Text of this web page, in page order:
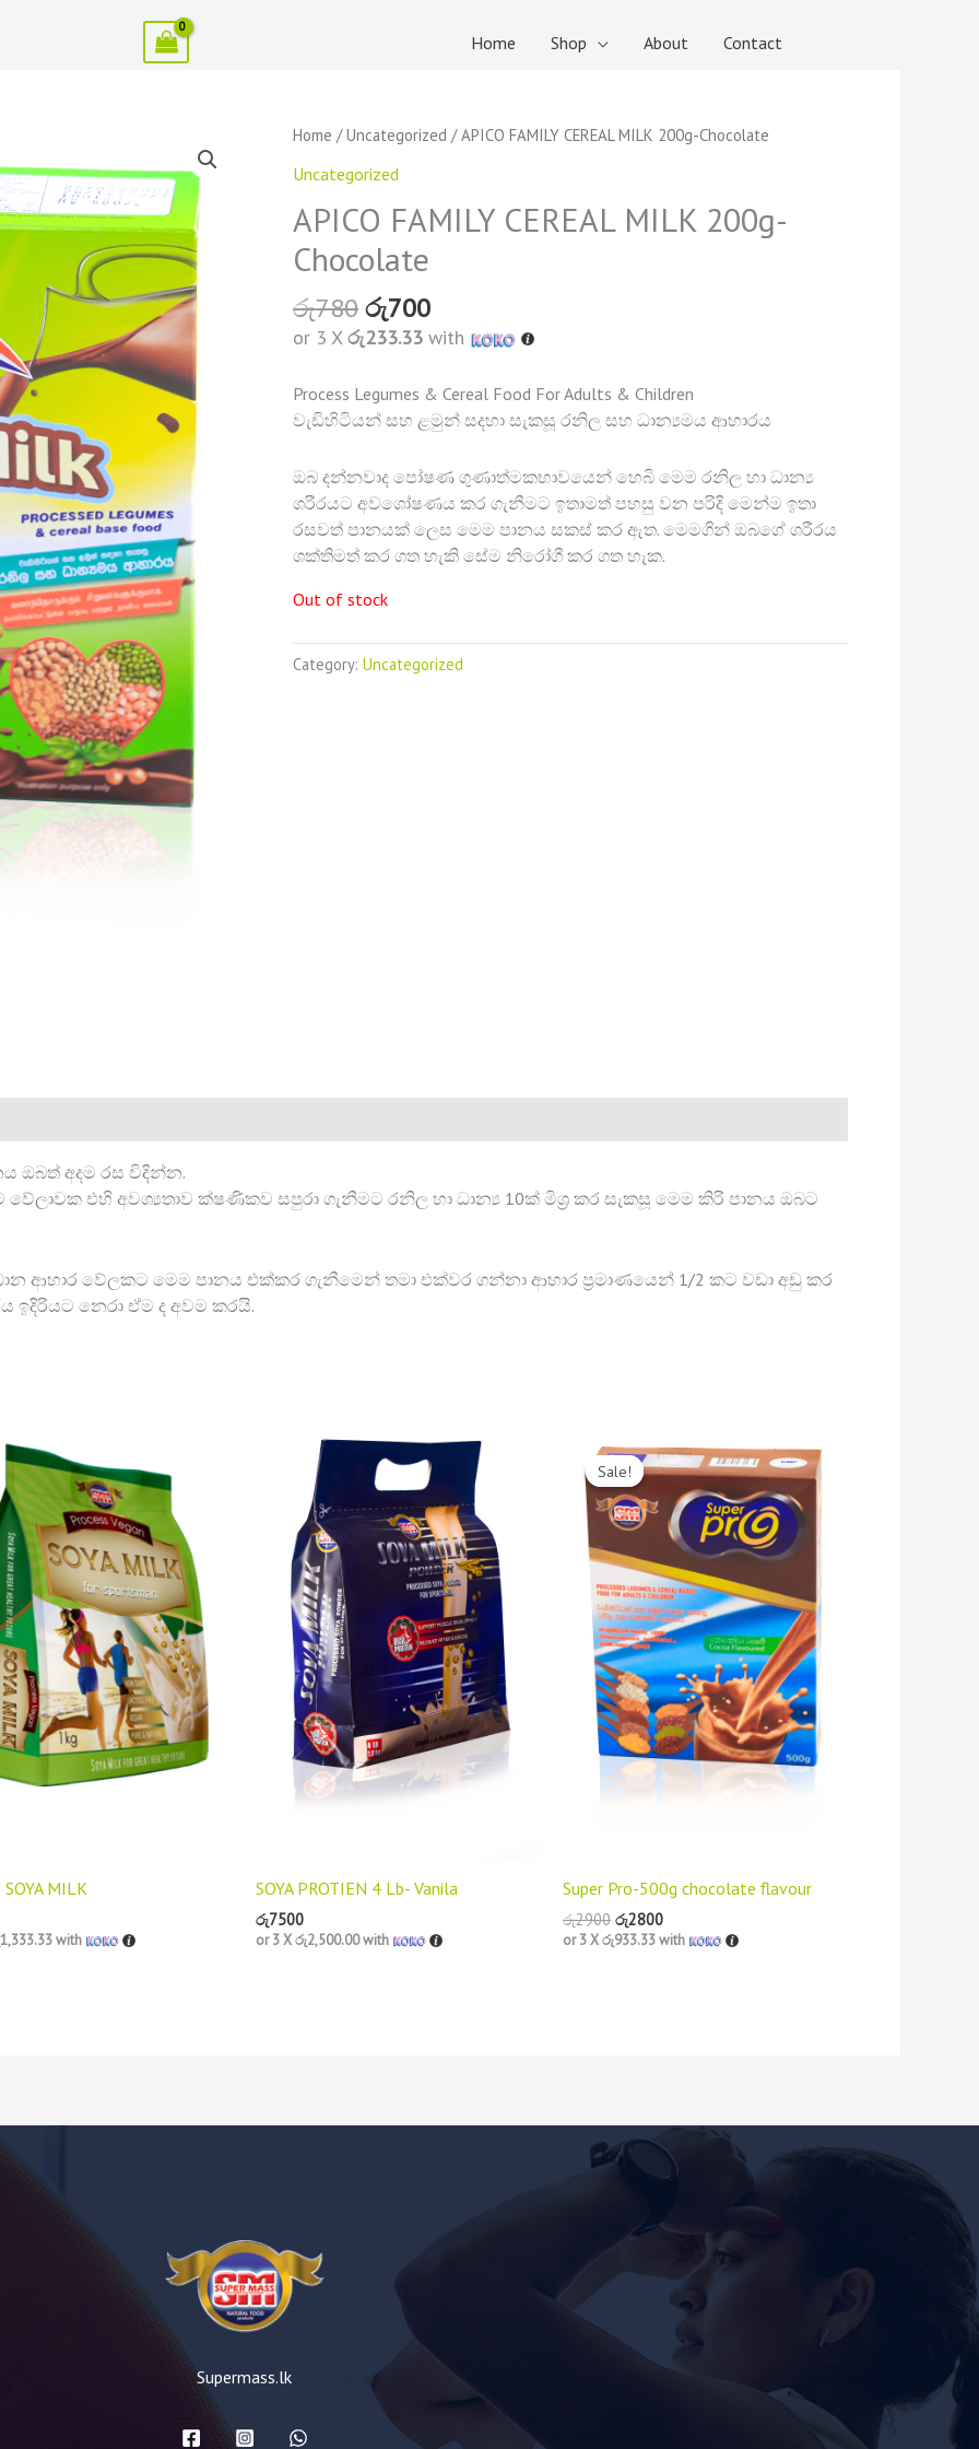
Home Shop About Contact
Home /Uncategorized / APICO FAMILY CEREAL MILK 200g-Chocolate
Uncategorized
APICO FAMILY CEREAL MILK 200g-
Chocolate
රු780
Original
price
was:
රු780.
රු700
Current
රු700.
or 3 Xරු233.33 with
Process Legumes & Cereal Food For Adults & Children
වැඩිහිටියන් සහ ළමුන් සදහා සැකසූ රනිල සහ ධාන්‍යමය ආහාරය
ඔබ දන්නවාද පෝෂණ ගුණාත්මකභාවයෙන් හෙබි මෙම රනිල හා ධාන්‍ය
ශරීරයට අවශෝෂණය කර ගැනීමට ඉතාමත් පහසු වන පරිදි මෙන්ම ඉතා
රසවත් පානයක් ලෙස මෙම පානය සකස් කර ඇත. මෙමගින් ඔබගේ ශරීරය
ශක්තිමත් කර ගත හැකි සේම නිරෝගී කර ගත හැක.
Out of stock
Category:Uncategorized
ඔබත් අදම රස විදින්න.
එහි අවශ්‍යතාව ක්ෂණිකව සපුරා ගැනීමට රනිල හා ධාන්‍ය 10ක් මිශ්‍ර කර සැකසූ මෙම කිරි පානය ඔබට
ආහාර වේලකට මෙම පානය එක්කර ගැනීමෙන් තමා එක්වර ගන්නා ආහාර ප්‍රමාණයෙන් 1/2 කට වඩා අඩු කර
ඉදිරියට නෙරා ඒම ද අවම කරයි.
SOYA MILK
with
SOYA PROTIEN 4 Lb- Vanila
රු7500
or 3 Xරු2,500.00with
Sale!
Sale!
Super Pro-500g chocolate flavour
රු2900
price
was:
රු2900.
රු2800
price
is:
රු2800.
or 3 Xරු933.33with
Supermass.lk